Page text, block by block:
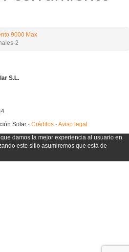
9000 Max
2
S.L.
Solar · Créditos · Aviso legal
damos la mejor experiencia al usuario en
este sitio asumiremos que está de